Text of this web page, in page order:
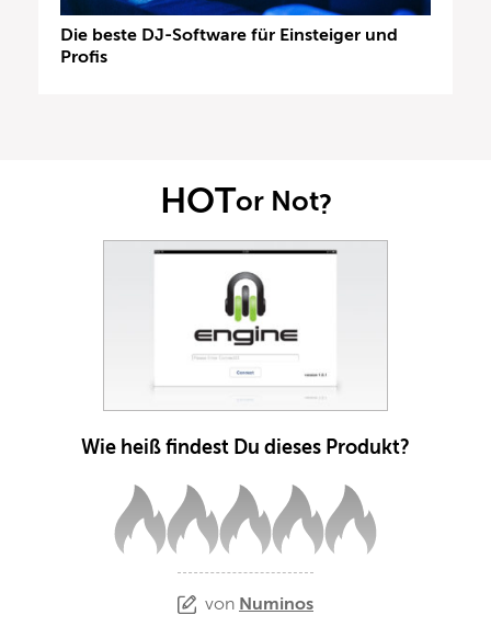
Die beste DJ-Software für Einsteiger und
Profis
HOTor Not?
Wie heiß findest Du dieses Produkt?
von Numinos